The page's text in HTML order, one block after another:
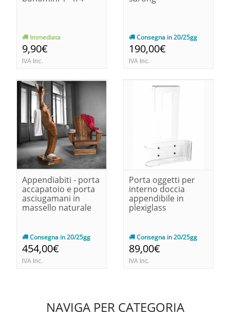
Immediata
9,90€
IVA Inc.
Consegna in 20/25gg
190,00€
IVA Inc.
Appendiabiti - porta
accapatoio e porta
asciugamani in
massello naturale
Consegna in 20/25gg
454,00€
IVA Inc.
Porta oggetti per
interno doccia
appendibile in
plexiglass
Consegna in 20/25gg
89,00€
IVA Inc.
NAVIGA PER CATEGORIA